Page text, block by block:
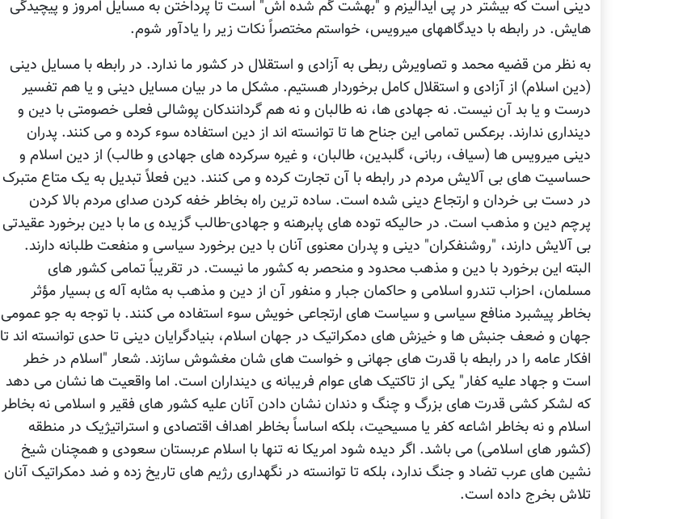
دینی است که بیشتر در پی ایدالیزم و "بهشت گم شده اش" است تا پرداختن به مسایل امروز و پیچیدگی
هایش. در رابطه با دیدگاههای میرویس، خواستم مختصراً نکات زیر را یادآور شوم.
به نظر من قضیه محمد و تصاویرش ربطی به آزادی و استقلال در کشور ما ندارد. در رابطه با مسایل دینی
(دین اسلام) از آزادی و استقلال کامل برخوردار هستیم. مشکل ما در بیان مسایل دینی و یا هم تفسیر
درست و یا بد آن نیست. نه جهادی ها، نه طالبان و نه هم گردانندکان پوشالی فعلی خصومتی با دین و
دینداری ندارند. برعکس تمامی این جناح ها تا توانسته اند از دین استفاده سوء کرده و می کنند. پدران
دینی میرویس ها (سیاف، ربانی، گلبدین، طالبان، و غیره سرکرده های جهادی و طالب) از دین اسلام و
حساسیت های بی آلایش مردم در رابطه با آن تجارت کرده و می کنند. دین فعلاً تبدیل به یک متاع متبرک
در دست بی خردان و ارتجاع دینی شده است. ساده ترین راه بخاطر خفه کردن صدای مردم بالا کردن
پرچم دین و مذهب است. در حالیکه توده های پابرهنه و جهادی-طالب گزیده ی ما با دین برخورد عقیدتی
بی آلایش دارند، "روشنفکران" دینی و پدران معنوی آنان با دین برخورد سیاسی و منفعت طلبانه دارند.
البته این برخورد با دین و مذهب محدود و منحصر به کشور ما نیست. در تقریباً تمامی کشور های
مسلمان، احزاب تندرو اسلامی و حاکمان جبار و منفور آن از دین و مذهب به مثابه آله ی بسیار مؤثر
بخاطر پیشبرد منافع سیاسی و سیاست های ارتجاعی خویش سوء استفاده می کنند. با توجه به جو عمومی
جهان و ضعف جنبش ها و خیزش های دمکراتیک در جهان اسلام، بنیادگرایان دینی تا حدی توانسته اند تا
افکار عامه را در رابطه با قدرت های جهانی و خواست های شان مغشوش سازند. شعار "اسلام در خطر
است و جهاد علیه کفار" یکی از تاکتیک های عوام فریبانه ی دینداران است. اما واقعیت ها نشان می دهد
که لشکر کشی قدرت های بزرگ و چنگ و دندان نشان دادن آنان علیه کشور های فقیر و اسلامی نه بخاطر
اسلام و نه بخاطر اشاعه کفر یا مسیحیت، بلکه اساساً بخاطر اهداف اقتصادی و استراتیژیک در منطقه
(کشور های اسلامی) می باشد. اگر دیده شود امریکا نه تنها با اسلام عربستان سعودی و همچنان شیخ
نشین های عرب تضاد و جنگ ندارد، بلکه تا توانسته در نگهداری رژیم های تاریخ زده و ضد دمکراتیک آنان
تلاش بخرج داده است.